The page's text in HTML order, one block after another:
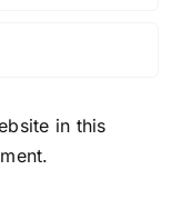
in this